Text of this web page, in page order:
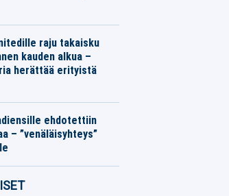
raju takaisku
kauden alkua –
herättää erityistä
ehdotettiin
– ”venäläisyhteys”